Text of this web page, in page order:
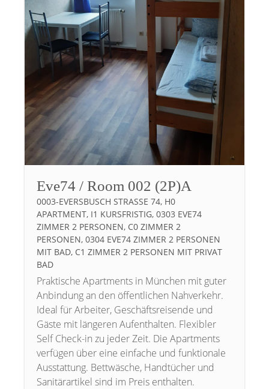
Eve74 / Room 002 (2P)A
0003-EVERSBUSCH STRASSE 74, H0 A
PARTMENT, I1 KURSFRISTIG, 0303 EVE74 Z
IMMER 2 PERSONEN, C0 ZIMMER 2 P
ERSONEN, 0304 EVE74 ZIMMER 2 PERSONEN M
IT BAD, C1 ZIMMER 2 PERSONEN MIT PRIVAT B
AD
Praktische Apartments in München mit guter
Anbindung an den öffentlichen Nahverkehr.
Ideal für Arbeiter, Geschäftsreisende und
Gäste mit längeren Aufenthalten. Flexibler
Self Check-in zu jeder Zeit. Die Apartments
verfügen über eine einfache und funktionale
Ausstattung. Bettwäsche, Handtücher und
Sanitärartikel sind im Preis enthalten.